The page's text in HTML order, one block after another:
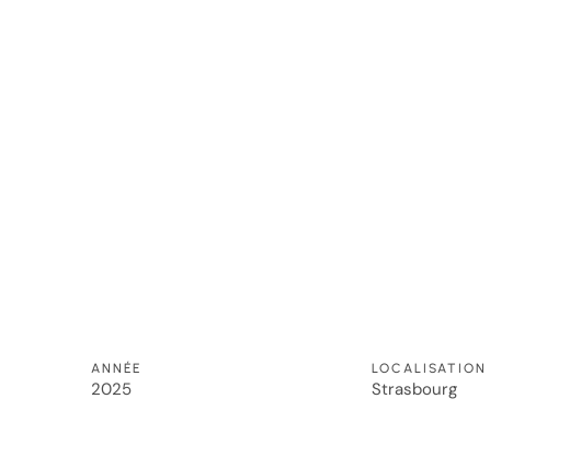
ANNÉE
2025
LOCALISATION
Strasbourg